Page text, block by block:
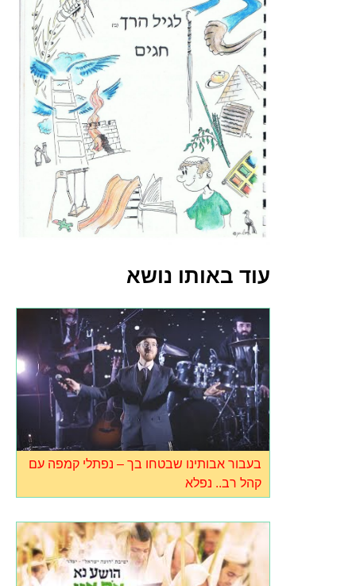
עוד באותו נושא
בעבור אבותינו שבטחו בך – נפתלי קמפה עם
קהל רב.. נפלא